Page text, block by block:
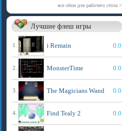
все обои для рабочего стола >
Лучшие флеш игры
1. i Remain 0.0
2. MonsterTime 0.0
3. The Magicians Wand 0.0
4. Find Tealy 2 0.0